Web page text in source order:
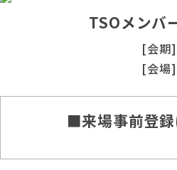
TSOメンバ
[会期]
[会場]
■来場事前登